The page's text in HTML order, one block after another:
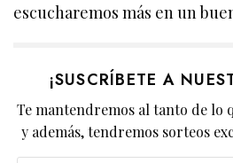
escucharemos más en un
¡SUSCRÍBETE A
Te mantendremos al tanto de lo
y además, tendremos sorteos